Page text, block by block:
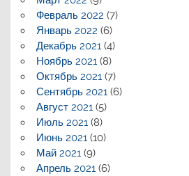
Февраль 2022 (7)
Январь 2022 (6)
Декабрь 2021(4)
Ноябрь 2021(8)
Октябрь 2021(7)
Сентябрь 2021(6)
Август 2021(5)
Июль 2021(8)
Июнь 2021(10)
Май 2021(9)
Апрель 2021(6)